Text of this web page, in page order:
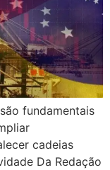
fundamentais
cadeias
Da Redação